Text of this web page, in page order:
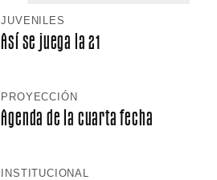
JUVENILES
Así se juega la 21
PROYECCIÓN
Agenda de la cuarta fecha
INSTITUCIONAL